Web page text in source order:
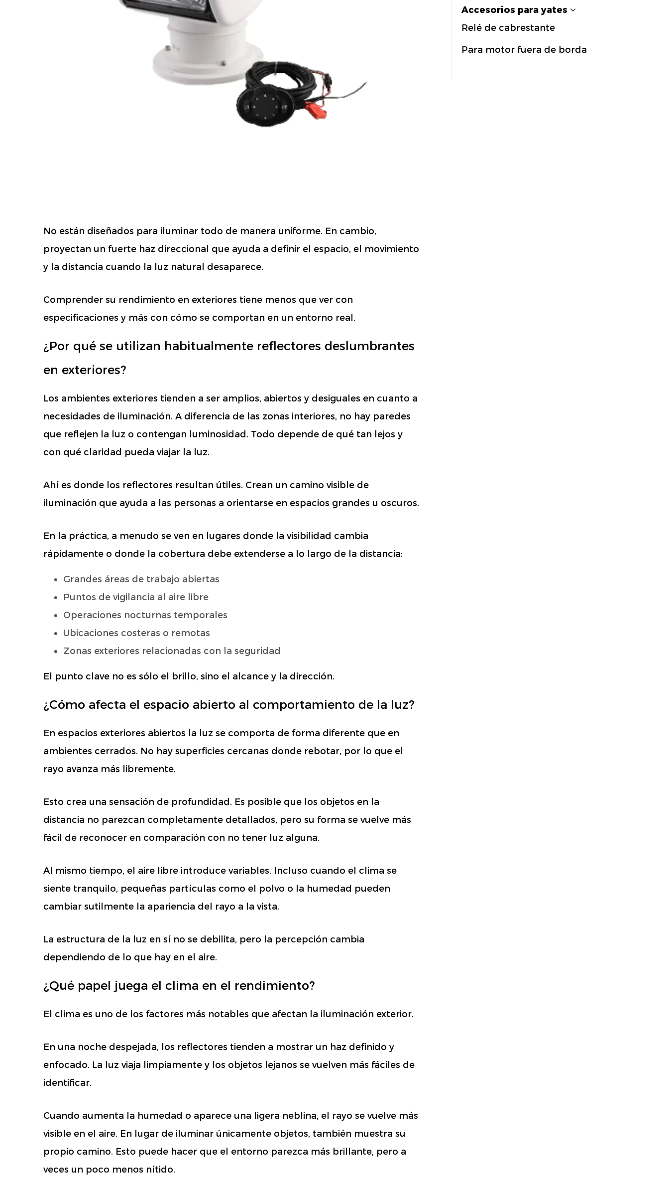
No están diseñados para iluminar todo de manera uniforme. En cambio,
proyectan un fuerte haz direccional que ayuda a definir el espacio, el movimiento
y la distancia cuando la luz natural desaparece.
Comprender su rendimiento en exteriores tiene menos que ver con
especificaciones y más con cómo se comportan en un entorno real.
¿Por qué se utilizan habitualmente reflectores deslumbrantes
en exteriores?
Los ambientes exteriores tienden a ser amplios, abiertos y desiguales en cuanto a
necesidades de iluminación. A diferencia de las zonas interiores, no hay paredes
que reflejen la luz o contengan luminosidad. Todo depende de qué tan lejos y
con qué claridad pueda viajar la luz.
Ahí es donde los reflectores resultan útiles. Crean un camino visible de
iluminación que ayuda a las personas a orientarse en espacios grandes u oscuros.
En la práctica, a menudo se ven en lugares donde la visibilidad cambia
rápidamente o donde la cobertura debe extenderse a lo largo de la distancia:
Grandes áreas de trabajo abiertas
Puntos de vigilancia al aire libre
Operaciones nocturnas temporales
Ubicaciones costeras o remotas
Zonas exteriores relacionadas con la seguridad
El punto clave no es sólo el brillo, sino el alcance y la dirección.
¿Cómo afecta el espacio abierto al comportamiento de la luz?
En espacios exteriores abiertos la luz se comporta de forma diferente que en
ambientes cerrados. No hay superficies cercanas donde rebotar, por lo que el
rayo avanza más libremente.
Esto crea una sensación de profundidad. Es posible que los objetos en la
distancia no parezcan completamente detallados, pero su forma se vuelve más
fácil de reconocer en comparación con no tener luz alguna.
Al mismo tiempo, el aire libre introduce variables. Incluso cuando el clima se
siente tranquilo, pequeñas partículas como el polvo o la humedad pueden
cambiar sutilmente la apariencia del rayo a la vista.
La estructura de la luz en sí no se debilita, pero la percepción cambia
dependiendo de lo que hay en el aire.
¿Qué papel juega el clima en el rendimiento?
El clima es uno de los factores más notables que afectan la iluminación exterior.
En una noche despejada, los reflectores tienden a mostrar un haz definido y
enfocado. La luz viaja limpiamente y los objetos lejanos se vuelven más fáciles de
identificar.
Cuando aumenta la humedad o aparece una ligera neblina, el rayo se vuelve más
visible en el aire. En lugar de iluminar únicamente objetos, también muestra su
propio camino. Esto puede hacer que el entorno parezca más brillante, pero a
veces un poco menos nítido.
Accesorios para yates
Relé de cabrestante
Para motor fuera de borda